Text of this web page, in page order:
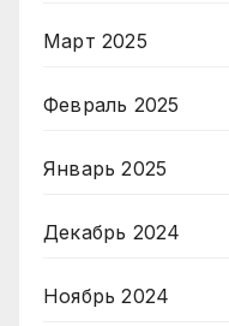
Март 2025
Февраль 2025
Январь 2025
Декабрь 2024
Ноябрь 2024